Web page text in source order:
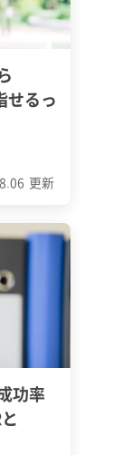
更新
るっ
功率